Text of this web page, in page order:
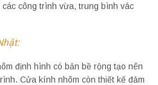
công trình vừa, trung bình vác
định hình có bản bề rộng tạo nên
Cửa kính nhôm còn thiết kế đảm